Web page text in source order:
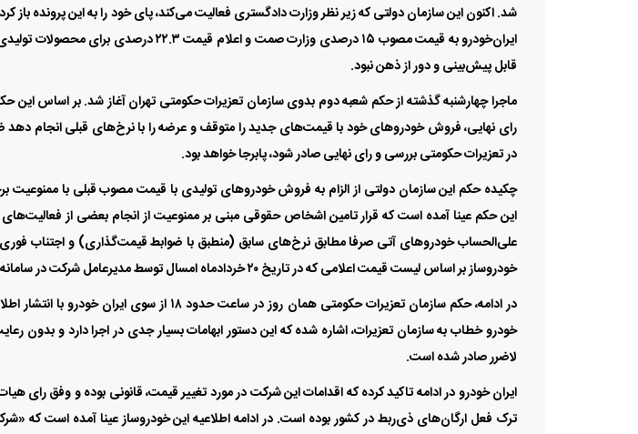
شد. اکنون این سازمان دولتی که زیر نظر وزارت دادگستری فعالیت می‌کند، پای خود را به این پرونده باز
ایران‌خودرو به قیمت مصوب ۱۵ درصدی وزارت صمت و اعلام
قابل پیش‌بینی و دور از ذهن نبود.
ماجرا چهارشنبه گذشته از حکم شعبه دوم بدوی سازمان تعزیرات حکومتی تهران آغاز شد. بر اساس این
رای نهایی، فروش خودرو‌های خود با قیمت‌های جدید را متوقف و عرضه را با نرخ‌های قبلی انجام دهد
در تعزیرات حکومتی بررسی و رای نهایی صادر شود، پابرجا خواهد بود.
چکیده حکم این سازمان دولتی از الزام به فروش خودرو‌های تولیدی با قیمت مصوب قبلی با
این حکم عینا آمده است که قرار تامین اشخاص حقوقی مبنی بر ممنوعیت از انجام بعضی از
علی‌الحساب خودرو‌های آتی صرفا مطابق نرخ‌های سابق (منطبق با ضوابط قیمت‌گذاری) و اجتناب
خودروساز بر اساس لیست قیمت اعلامی که در تاریخ ۲۰ خردادماه امسال توسط مدیرعامل شرکت در سامانه کدال منتشر شد، صادر شده است.
در ادامه، حکم سازمان تعزیرات حکومتی همان روز در ساعت
لاضرر صادر شده است.
ایران خودرو در ادامه تاکید کرده که اقدامات این شرکت در مورد تغییر قیمت، قانونی بوده و وفق رای
ترک فعل ارگان‌های ذی‌ربط در کشور بوده است. در ادامه اطلاعیه این خودروساز عینا آمده است که